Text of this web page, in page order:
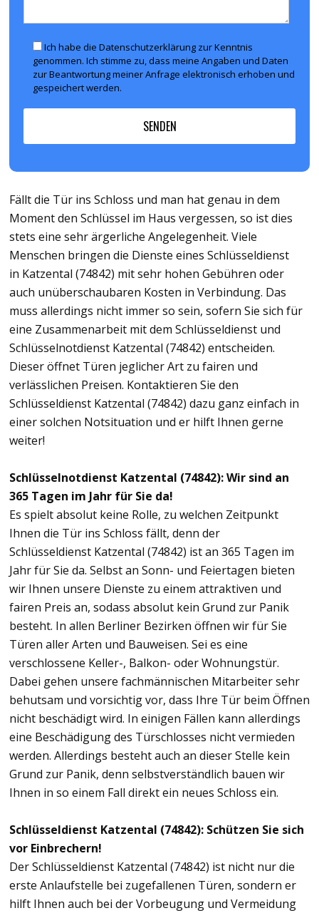
Ich habe die Datenschutzerklärung zur Kenntnis
genommen. Ich stimme zu, dass meine Angaben und Daten
zur Beantwortung meiner Anfrage elektronisch erhoben und
gespeichert werden.
Fällt die Tür ins Schloss und man hat genau in dem
Moment den Schlüssel im Haus vergessen, so ist dies
stets eine sehr ärgerliche Angelegenheit. Viele
Menschen bringen die Dienste eines Schlüsseldienst
in Katzental (74842) mit sehr hohen Gebühren oder
auch unüberschaubaren Kosten in Verbindung. Das
muss allerdings nicht immer so sein, sofern Sie sich für
eine Zusammenarbeit mit dem Schlüsseldienst und
Schlüsselnotdienst Katzental (74842) entscheiden.
Dieser öffnet Türen jeglicher Art zu fairen und
verlässlichen Preisen. Kontaktieren Sie den
Schlüsseldienst Katzental (74842) dazu ganz einfach in
einer solchen Notsituation und er hilft Ihnen gerne
weiter!
Schlüsselnotdienst Katzental (74842): Wir sind an
365 Tagen im Jahr für Sie da!
Es spielt absolut keine Rolle, zu welchen Zeitpunkt
Ihnen die Tür ins Schloss fällt, denn der
Schlüsseldienst Katzental (74842) ist an 365 Tagen im
Jahr für Sie da. Selbst an Sonn- und Feiertagen bieten
wir Ihnen unsere Dienste zu einem attraktiven und
fairen Preis an, sodass absolut kein Grund zur Panik
besteht. In allen Berliner Bezirken öffnen wir für Sie
Türen aller Arten und Bauweisen. Sei es eine
verschlossene Keller-, Balkon- oder Wohnungstür.
Dabei gehen unsere fachmännischen Mitarbeiter sehr
behutsam und vorsichtig vor, dass Ihre Tür beim Öffnen
nicht beschädigt wird. In einigen Fällen kann allerdings
eine Beschädigung des Türschlosses nicht vermieden
werden. Allerdings besteht auch an dieser Stelle kein
Grund zur Panik, denn selbstverständlich bauen wir
Ihnen in so einem Fall direkt ein neues Schloss ein.
Schlüsseldienst Katzental (74842): Schützen Sie sich
vor Einbrechern!
Der Schlüsseldienst Katzental (74842) ist nicht nur die
erste Anlaufstelle bei zugefallenen Türen, sondern er
hilft Ihnen auch bei der Vorbeugung und Vermeidung